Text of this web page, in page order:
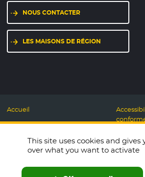
NOUS CONTACTER
LES MAISONS DE RÉGION
Accueil
Mentions légales
Données personnelles et
Cookies
Espace presse
This site uses cookies and gives
over what you want to activate